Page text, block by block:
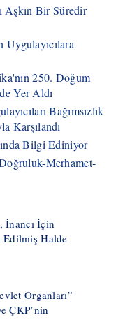
Aşkın Bir Süredir
250. Doğum
Yer Aldı
Bağımsızlık
Karşılandı
Bilgi Ediniyor
Merhamet-
İnancı İçin
Edilmiş Halde
Organları”
ÇKP’nin